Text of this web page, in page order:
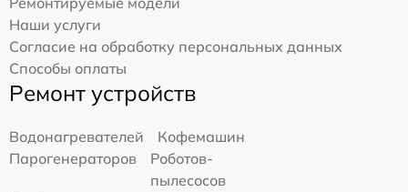
Наши услуги
Согласие на обработку персональных данных
Способы оплаты
Ремонт устройств
Водонагревателей
Кофемашин
Парогенераторов
Роботов-
пылесосов